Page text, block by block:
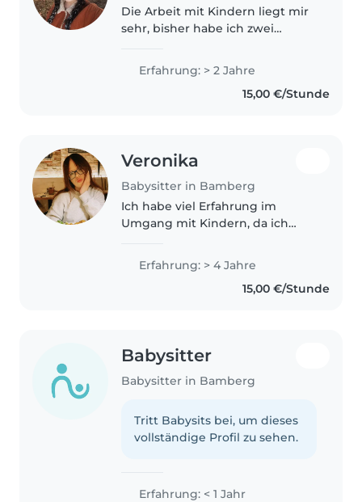
Die Arbeit mit Kindern liegt mir
sehr, bisher habe ich zwei
und mit gestalten dürfen und
eine Grundschulklasse mit
besonderen Bedürfnissen
Erfahrung: > 2 Jahre
15,00 €/Stunde
Veronika
Babysitter in Bamberg
Ich habe viel Erfahrung im
Umgang mit Kindern, da ich
meinen jüngeren Bruder und
meine Schwester gekümmert
habe. Außerdem habe ich auch
Erfahrung: > 4 Jahre
15,00 €/Stunde
Babysitter
Babysitter in Bamberg
Tritt Babysits bei, um dieses
vollständige Profil zu sehen.
Erfahrung: < 1 Jahr